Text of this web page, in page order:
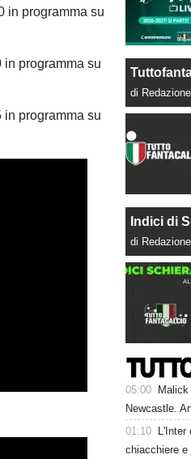
programma su
programma su
programma su
di
Indici di
di
05:00
Newcastle.
01:10
L'Inter
chiacchiere